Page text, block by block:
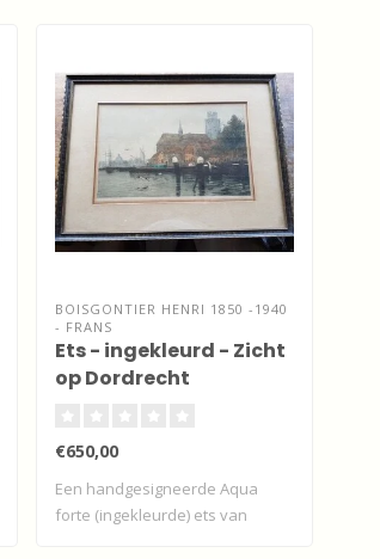
BOISGONTIER HENRI 1850 -1940
- FRANS
Ets - ingekleurd - Zicht
op Dordrecht
€650,00
Een handgesigneerde Aqua
forte (ingekleurde) ets van